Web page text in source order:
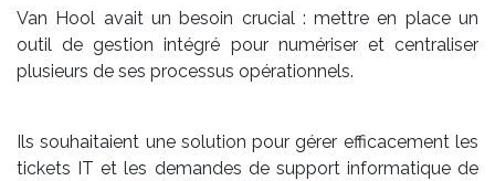
Van Hool avait un besoin crucial : mettre en place un
outil de gestion intégré pour numériser et centraliser
plusieurs de ses processus opérationnels.
Ils souhaitaient une solution pour gérer efficacement les
tickets IT et les demandes de support informatique de